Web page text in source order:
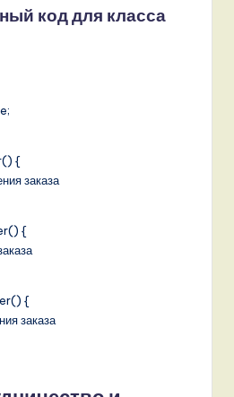
код для класса
{
заказа
{
{
заказа